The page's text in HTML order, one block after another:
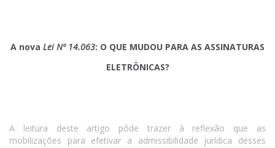
A nova Lei Nº 14.063: O QUE MUDOU PARA AS ASSINATURAS
ELETRÔNICAS?
A leitura deste artigo pôde trazer à reflexão que as
mobilizações para efetivar a admissibilidade jurídica desses